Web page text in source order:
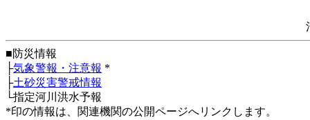
■防災情報
├気象警報・注意報 *
├土砂災害警戒情報
└指定河川洪水予報
*印の情報は、関連機関の公開ページへリンクします。